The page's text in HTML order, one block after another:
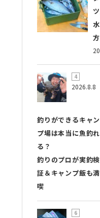
2026.8.8
釣りができるキャン
プ場は本当に魚釣れ
る？
釣りのプロが実釣検
証＆キャンプ飯も満
喫